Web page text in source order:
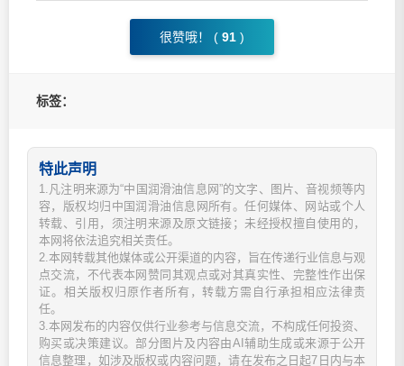
很赞哦！ ( 91 )
标签：
特此声明
1.凡注明来源为“中国润滑油信息网”的文字、图片、音视频等内
容，版权均归中国润滑油信息网所有。任何媒体、网站或个人
转载、引用，须注明来源及原文链接；未经授权擅自使用的，
本网将依法追究相关责任。
2.本网转载其他媒体或公开渠道的内容，旨在传递行业信息与观
点交流，不代表本网赞同其观点或对其真实性、完整性作出保
证。相关版权归原作者所有，转载方需自行承担相应法律责
任。
3.本网发布的内容仅供行业参考与信息交流，不构成任何投资、
购买或决策建议。部分图片及内容由AI辅助生成或来源于公开
信息整理，如涉及版权或内容问题，请在发布之日起7日内与本